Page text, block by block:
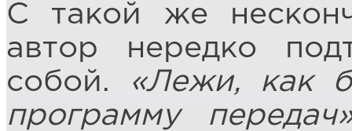
С такой же
автор нередко
собой.
«Лежи, как
программу